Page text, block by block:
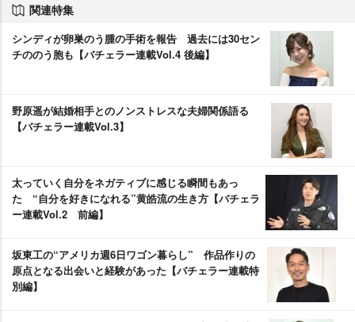
関連特集
シンディが卵巣のう腫の手術を報告 過去には30セン
チののう胞も【バチェラー連載Vol.4 後編】
野原遥が結婚相手とのノンストレスな夫婦関係語る
【バチェラー連載Vol.3】
太っていく自分をネガティブに感じる瞬間もあっ
た “自分を好きになれる”黄皓流の生き方【バチェラ
ー連載Vol.2 前編】
坂東工の“アメリカ週6日ワゴン暮らし” 作品作りの
原点となる出会いと経験があった【バチェラー連載特
別編】